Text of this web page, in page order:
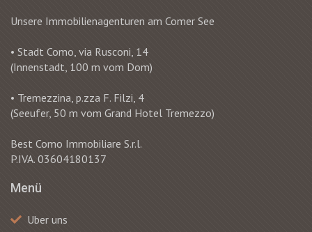
Unsere Immobilienagenturen am Comer See
• Stadt Como, via Rusconi, 14
(Innenstadt, 100 m vom Dom)
• Tremezzina, p.zza F. Filzi, 4
(Seeufer, 50 m vom Grand Hotel Tremezzo)
Best Como Immobiliare S.r.l.
P.IVA. 03604180137
Menü
Uber uns